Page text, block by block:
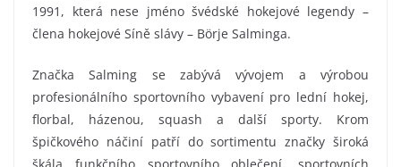
1991, která nese jméno švédské hokejové legendy –
člena hokejové Síně slávy – Börje Salminga.
Značka Salming se zabývá vývojem a výrobou
profesionálního sportovního vybavení pro lední hokej,
florbal, házenou, squash a další sporty. Krom
špičkového náčiní patří do sortimentu značky široká